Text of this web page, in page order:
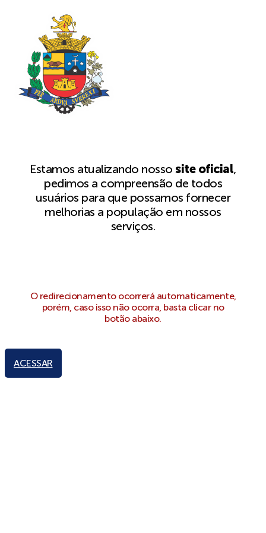
Estamos atualizando nossosite oficial,
pedimos a compreensão de todos
usuários para que possamos fornecer
melhorias a população em nossos
serviços.
O redirecionamento ocorrerá automaticamente,
porém, caso isso não ocorra, basta clicar no
botão abaixo.
ACESSAR